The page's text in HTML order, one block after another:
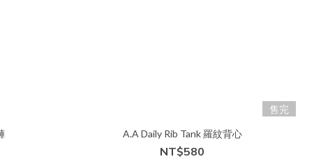
售完
A.A Daily Rib Tank 羅紋背心
NT$580